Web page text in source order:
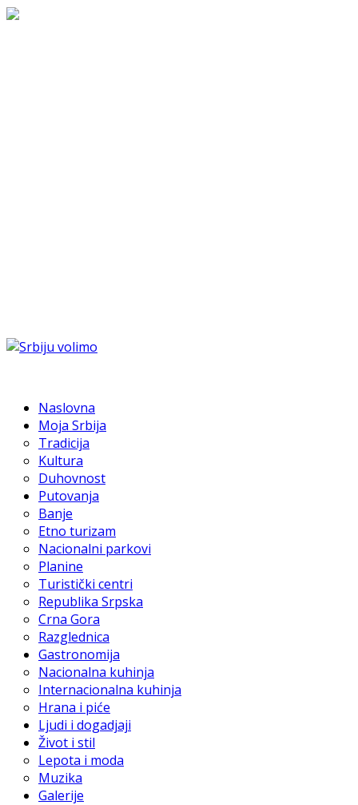
Naslovna
Moja Srbija
Tradicija
Kultura
Duhovnost
Putovanja
Banje
Etno turizam
Nacionalni parkovi
Planine
Turistički centri
Republika Srpska
Crna Gora
Razglednica
Gastronomija
Nacionalna kuhinja
Internacionalna kuhinja
Hrana i piće
Ljudi i dogadjaji
Život i stil
Lepota i moda
Muzika
Galerije